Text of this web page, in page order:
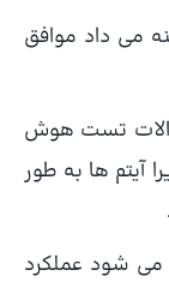
می داد موافق
تست هوش
آیتم ها به طور
می شود عملکرد